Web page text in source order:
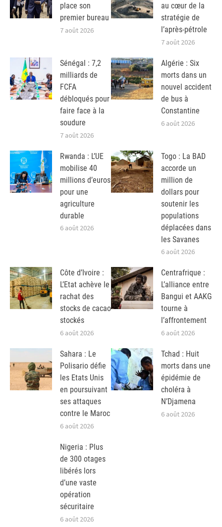
place son
premier bureau
7 août 2026
au cœur de la
stratégie de
l’après-pétrole
7 août 2026
Sénégal : 7,2
milliards de
FCFA
débloqués pour
faire face à la
soudure
7 août 2026
Algérie : Six
morts dans un
nouvel accident
de bus à
Constantine
6 août 2026
Rwanda : L’UE
mobilise 40
millions d’euros
pour une
agriculture
durable
6 août 2026
Togo : La BAD
accorde un
million de
dollars pour
soutenir les
populations
déplacées dans
les Savanes
6 août 2026
Côte d’Ivoire :
L’Etat achève le
rachat des
stocks de cacao
stockés
6 août 2026
Centrafrique :
L’alliance entre
Bangui et AAKG
tourne à
l’affrontement
6 août 2026
Sahara : Le
Polisario défie
les Etats Unis
en poursuivant
ses attaques
contre le Maroc
6 août 2026
Tchad : Huit
morts dans une
épidémie de
choléra à
N’Djamena
6 août 2026
Nigeria : Plus
de 300 otages
libérés lors
d’une vaste
opération
sécuritaire
6 août 2026